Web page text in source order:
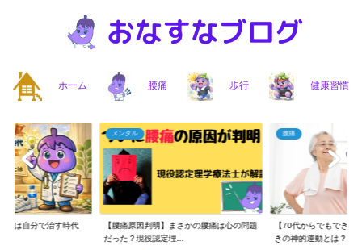
ホーム 腰痛 歩行 健康習慣
痛は自分で治す時代
メンタル
【腰痛原因判明】まさかの腰痛は心の問題
だった？現役認定理...
腰痛
【70代からでもできる
きの神的運動とは？...